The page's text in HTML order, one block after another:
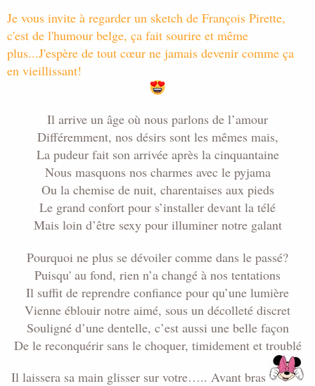
Je vous invite à regarder un sketch de François Pirette,
c'est de l'humour belge, ça fait sourire et même
plus...J'espère de tout cœur ne jamais devenir comme ça
en vieillissant!
Il arrive un âge où nous parlons de l’amour
Différemment, nos désirs sont les mêmes mais,
La pudeur fait son arrivée après la cinquantaine
Nous masquons nos charmes avec le pyjama
Ou la chemise de nuit, charentaises aux pieds
Le grand confort pour s’installer devant la télé
Mais loin d’être sexy pour illuminer notre galant
Pourquoi ne plus se dévoiler comme dans le passé?
Puisqu' au fond, rien n’a changé à nos tentations
Il suffit de reprendre confiance pour qu’une lumière
Vienne éblouir notre aimé, sous un décolleté discret
Souligné d’une dentelle, c’est aussi une belle façon
De le reconquérir sans le choquer, timidement et troublé
Il laissera sa main glisser sur votre….. Avant bras